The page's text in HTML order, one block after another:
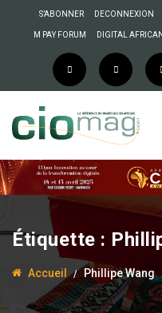
S’ABONNER DECONNEXION
M PAY FORUM DIGITAL
Étiquette :
Accueil Phillipe Wang
19 octobre 2022
Phillipe